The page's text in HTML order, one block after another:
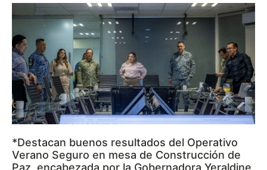
*Destacan buenos resultados del Operativo
Verano Seguro en mesa de Construcción de